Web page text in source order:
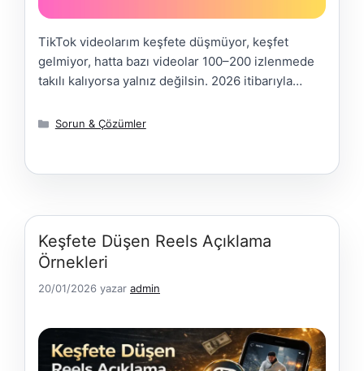
TikTok videolarım keşfete düşmüyor, keşfet
gelmiyor, hatta bazı videolar 100–200 izlenmede
takılı kalıyorsa yalnız değilsin. 2026 itibarıyla
“güzel video” tek başına yeterli değil. Bu
nasıl anlayacağını ve keşfeti yeniden açan
Keşfete Düşmüyor? …
Kategoriler
Sorun & Çözümler
Keşfete Düşen Reels Açıklama
Örnekleri
20/01/2026 yazar admin